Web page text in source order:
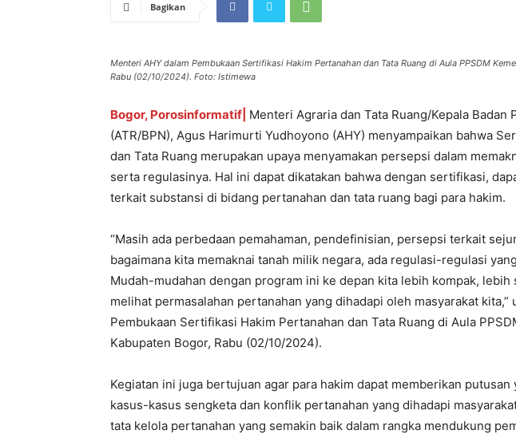
Bagikan
Menteri AHY dalam Pembukaan Sertifikasi Hakim Pertanahan dan Tata Ruang di Aula PPSDM
Rabu (02/10/2024). Foto: Istimewa
Bogor, Porosinformatif| Menteri Agraria dan Tata Ruang/Kepala Badan
(ATR/BPN), Agus Harimurti Yudhoyono (AHY) menyampaikan bahwa
dan Tata Ruang merupakan upaya menyamakan persepsi dalam
serta regulasinya. Hal ini dapat dikatakan bahwa dengan sertifikasi,
terkait substansi di bidang pertanahan dan tata ruang bagi para hakim.
“Masih ada perbedaan pemahaman, pendefinisian, persepsi terkait
bagaimana kita memaknai tanah milik negara, ada regulasi-regulasi
Mudah-mudahan dengan program ini ke depan kita lebih kompak, lebih
melihat permasalahan pertanahan yang dihadapi oleh masyarakat kita,”
Pembukaan Sertifikasi Hakim Pertanahan dan Tata Ruang di Aula
Kabupaten Bogor, Rabu (02/10/2024).
Kegiatan ini juga bertujuan agar para hakim dapat memberikan putusan
kasus-kasus sengketa dan konflik pertanahan yang dihadapi
tata kelola pertanahan yang semakin baik dalam rangka mendukung